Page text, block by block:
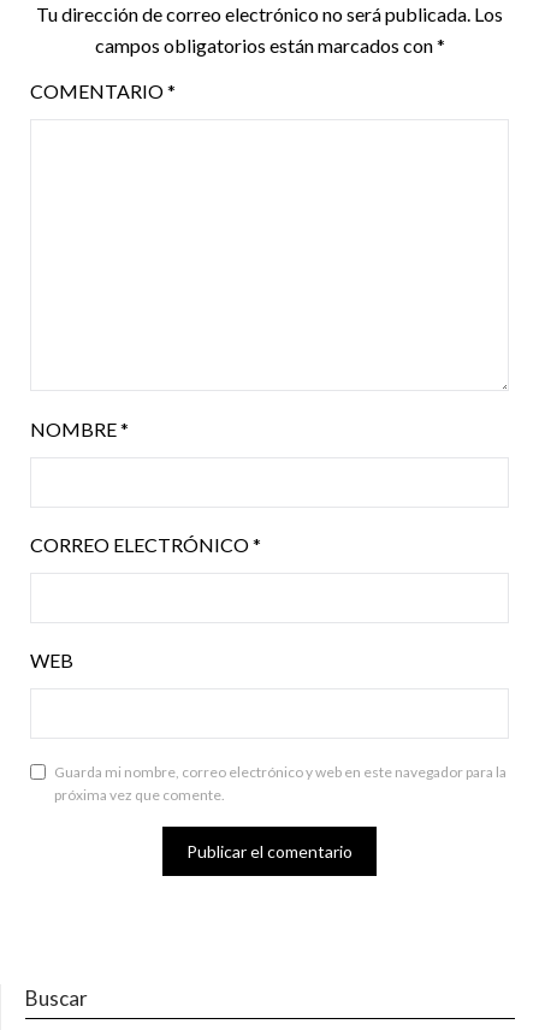
Tu dirección de correo electrónico no será publicada. Los
campos obligatorios están marcados con*
COMENTARIO*
NOMBRE*
CORREO ELECTRÓNICO*
WEB
Guarda mi nombre, correo electrónico y web en este navegador para la
próxima vez que comente.
Buscar